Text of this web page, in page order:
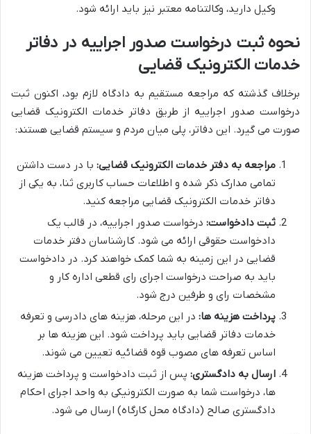
وکیل دارید، وکالتنامه معتبر نیز باید ارائه شود.
نحوه ثبت درخواست صدور اجراییه در دفاتر
خدمات الکترونیک قضایی
برخلاف گذشته که مراجعه مستقیم به دادگاه لازم بود، اکنون ثبت
درخواست صدور اجراییه از طریق دفاتر خدمات الکترونیک قضایی
صورت می گیرد. این دفاتر، پلی میان مردم و سیستم قضایی هستند:
مراجعه به دفتر خدمات الکترونیک قضایی: با در دست داشتن
تمامی مدارک ذکر شده و اطلاعات حساب کاربری ثنا، به یکی از
دفاتر خدمات الکترونیک قضایی مراجعه کنید.
ثبت دادخواست: درخواست صدور اجراییه، در قالب یک
دادخواست حقوقی ارائه می شود. کارشناسان دفتر خدمات
قضایی در این زمینه به شما کمک خواهند کرد. در دادخواست
باید به صراحت درخواست اجرای رای قطعی اداره کار و
مشخصات رای و طرفین درج شود.
پرداخت هزینه ها: در این مرحله، هزینه های دادرسی و تعرفه
خدمات دفاتر قضایی باید پرداخت شود. این هزینه ها بر
اساس تعرفه های مصوب قوه قضائیه تعیین می شوند.
ارسال به دادگستری: پس از ثبت دادخواست و پرداخت هزینه
ها، درخواست شما به صورت الکترونیکی به واحد اجرای احکام
دادگستری صالح (دادگاه محل کارگاه) ارسال می شود.